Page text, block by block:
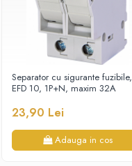
Separator cu sigurante fuzibile,
EFD 10, 1P+N, maxim 32A
23,90 Lei
Adauga in cos